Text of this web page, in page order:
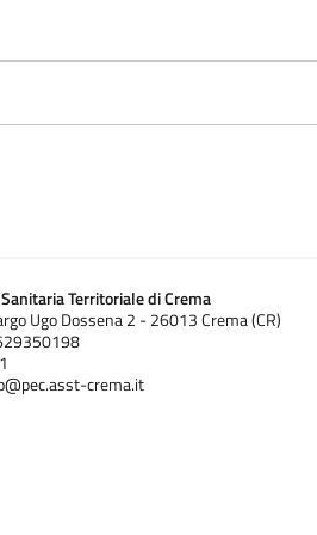
Territoriale di Crema
Ugo Dossena 2 - 26013 Crema (CR)
crema.it